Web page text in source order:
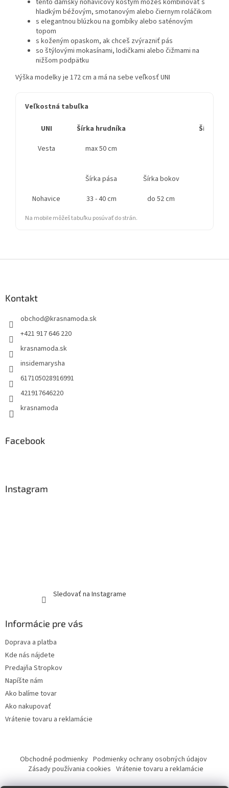
tento dámsky nohavicový kostým môžeš kombinovať s
hladkým béžovým, smotanovým alebo čiernym roláčikom
s elegantnou blúzkou na gombíky alebo saténovým
topom
s koženým opaskom, ak chceš zvýrazniť pás
so štýlovými mokasínami, lodičkami alebo čižmami na
nižšom podpätku
Výška modelky je 172 cm a má na sebe veľkosť UNI
Veľkostná tabuľka
UNI Šírka hrudníka
Šírka
Vesta
max 50 cm
Šírka pása Šírka bokov
Nohavice
33 - 40 cm do 52 cm
Na mobile môžeš tabuľku posúvať do strán.
Kontakt
obchod@krasnamoda.sk
+421 917 646 220
krasnamoda.sk
insidemarysha
617105028916991
421917646220
krasnamoda
Facebook
Instagram
Sledovať na Instagrame
Informácie pre vás
Doprava a platba
Kde nás nájdete
Predajňa Stropkov
Napíšte nám
Ako balíme tovar
Ako nakupovať
Vrátenie tovaru a reklamácie
Obchodné podmienky Podmienky ochrany osobných údajov
Zásady používania cookies Vrátenie tovaru a reklamácie